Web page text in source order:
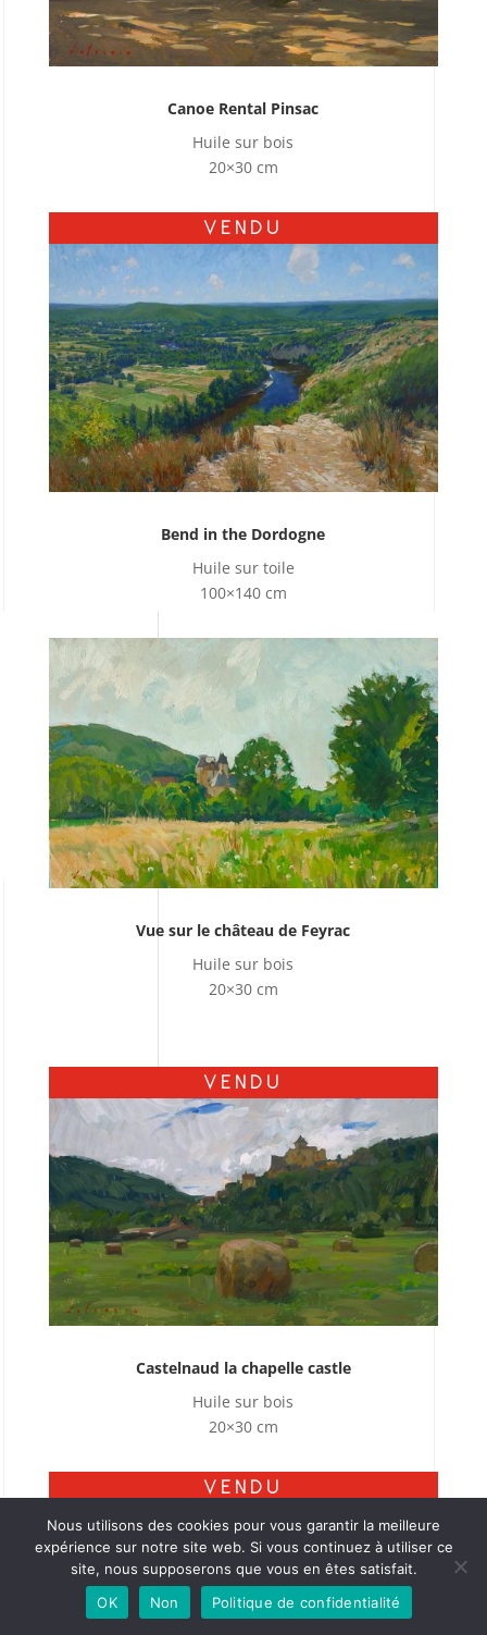
Canoe Rental Pinsac
Huile sur bois
20×30 cm
VENDU
Bend in the Dordogne
Huile sur toile
100×140 cm
Vue sur le château de Feyrac
Huile sur bois
20×30 cm
VENDU
Castelnaud la chapelle castle
Huile sur bois
20×30 cm
VENDU
Nous utilisons des cookies pour vous garantir la meilleure
expérience sur notre site web. Si vous continuez à utiliser ce
site, nous supposerons que vous en êtes satisfait.
OK
Non Politique de confidentialité